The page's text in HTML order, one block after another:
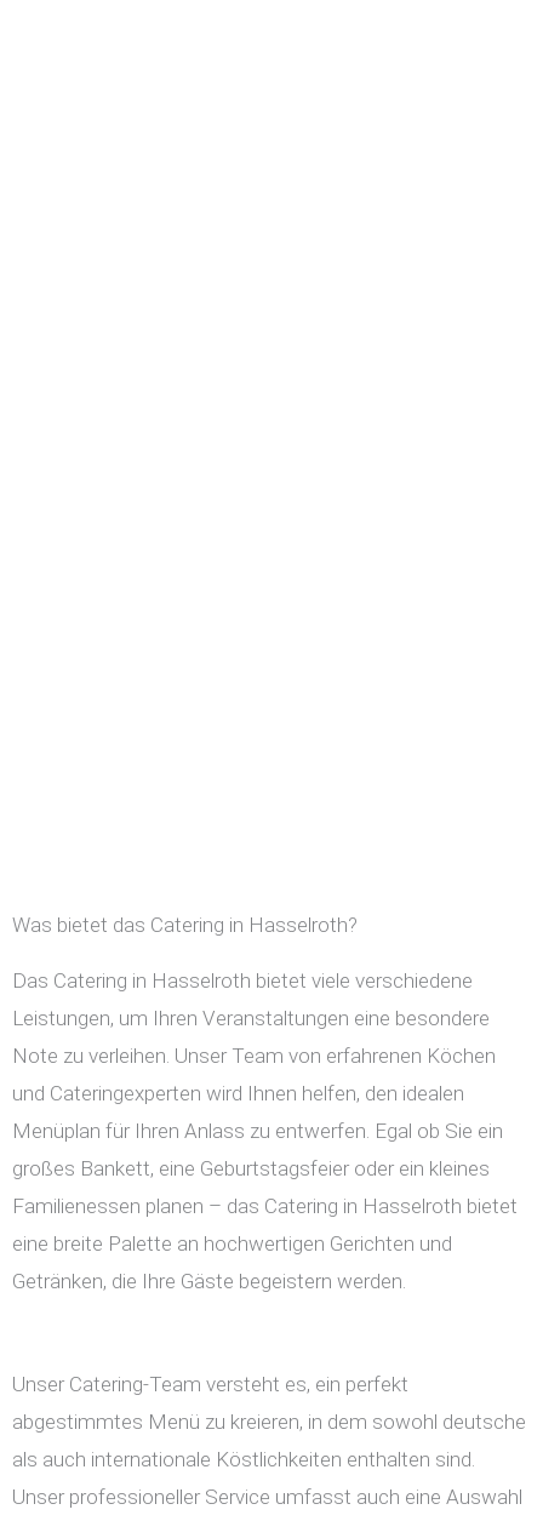
Was bietet das Catering in Hasselroth?
Das Catering in Hasselroth bietet viele verschiedene
Leistungen, um Ihren Veranstaltungen eine besondere
Note zu verleihen. Unser Team von erfahrenen Köchen
und Cateringexperten wird Ihnen helfen, den idealen
Menüplan für Ihren Anlass zu entwerfen. Egal ob Sie ein
großes Bankett, eine Geburtstagsfeier oder ein kleines
Familienessen planen – das Catering in Hasselroth bietet
eine breite Palette an hochwertigen Gerichten und
Getränken, die Ihre Gäste begeistern werden.
Unser Catering-Team versteht es, ein perfekt
abgestimmtes Menü zu kreieren, in dem sowohl deutsche
als auch internationale Köstlichkeiten enthalten sind.
Unser professioneller Service umfasst auch eine Auswahl